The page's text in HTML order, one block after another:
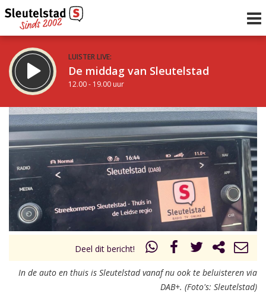
LUISTER LIVE:
De middag van Sleutelstad
12.00 - 19.00 uur
STRAKS:
De avond van Sleutelstad
19.00 - 22.00 uur
Vorig uur
uur 1 van 0 Volgend uur
Deel dit bericht!
In de auto en thuis is Sleutelstad vanaf nu ook te beluisteren via
DAB+. (Foto's: Sleutelstad)